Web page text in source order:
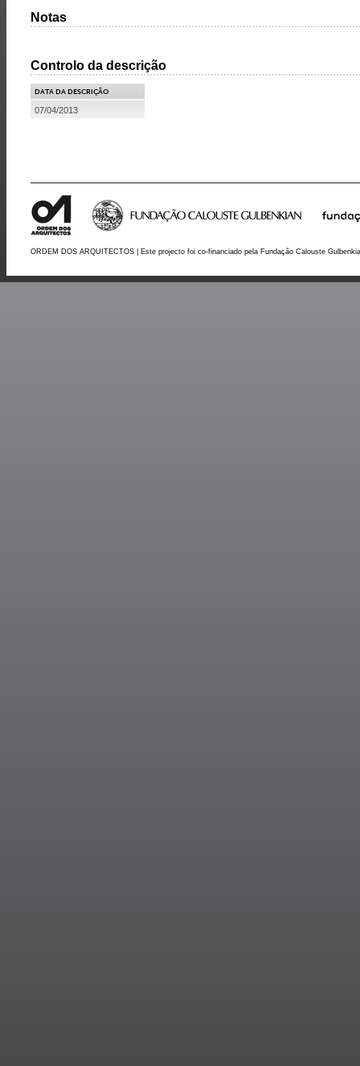
Notas
Controlo da descrição
DATA DA DESCRIÇÃO
07/04/2013
ORDEM DOS ARQUITECTOS | Este projecto foi co-financiado pela Fundação Calouste